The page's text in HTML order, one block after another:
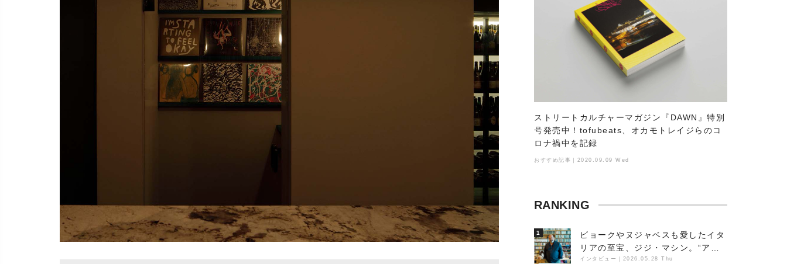
ストリートカルチャーマガジン『DAWN』特別
号発売中！tofubeats、オカモトレイジらのコ
ロナ禍中を記録
おすすめ記事｜2020.09.09 Wed
RANKING
1
ビョークやヌジャベスも愛したイタ
リアの至宝、ジジ・マシン。“アン
ビエントの巨匠”が明かす創作の原
インタビュー 2026.05.28 Thu